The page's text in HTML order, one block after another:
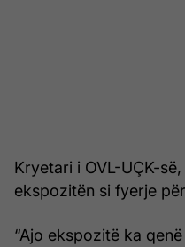
Kryetari i OVL-UÇK-
ekspozitën si fyerje
“Ajo ekspozitë ka